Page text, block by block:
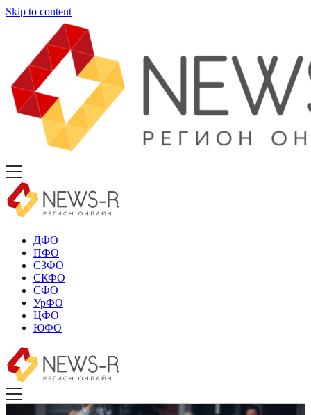
Skip to content
ДФО
ПФО
СЗФО
СКФО
СФО
УрФО
ЦФО
ЮФО